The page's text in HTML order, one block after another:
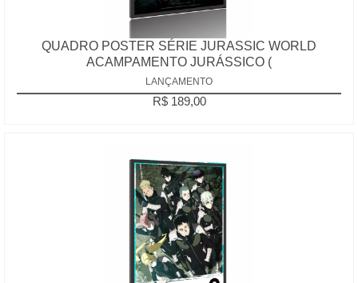
QUADRO POSTER SÉRIE JURASSIC WORLD
ACAMPAMENTO JURÁSSICO (
LANÇAMENTO
R$ 189,00